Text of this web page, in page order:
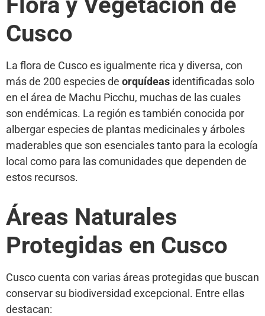
Cusco
La flora de Cusco es igualmente rica y diversa, con
más de 200 especies de orquídeas identificadas solo
en el área de Machu Picchu, muchas de las cuales
son endémicas. La región es también conocida por
albergar especies de plantas medicinales y árboles
maderables que son esenciales tanto para la ecología
local como para las comunidades que dependen de
estos recursos.
Áreas Naturales
Protegidas en Cusco
Cusco cuenta con varias áreas protegidas que buscan
conservar su biodiversidad excepcional. Entre ellas
destacan: